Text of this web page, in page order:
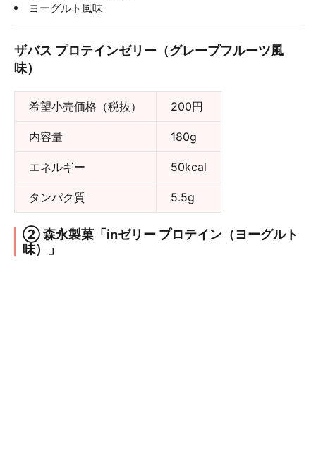
ヨーグルト風味
ザバス プロテインゼリー（グレープフルーツ風
味）
希望小売価格（税抜） 200円
内容量 180g
エネルギー 50kcal
タンパク質 5.5g
② 森永製菓「inゼリー プロテイン（ヨーグルト
味）」